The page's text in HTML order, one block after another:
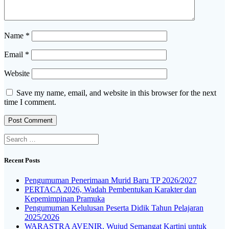
Name *
Email *
Website
Save my name, email, and website in this browser for the next
time I comment.
Recent Posts
Pengumuman Penerimaan Murid Baru TP 2026/2027
PERTACA 2026, Wadah Pembentukan Karakter dan
Kepemimpinan Pramuka
Pengumuman Kelulusan Peserta Didik Tahun Pelajaran
2025/2026
WARASTRA AVENIR, Wujud Semangat Kartini untuk